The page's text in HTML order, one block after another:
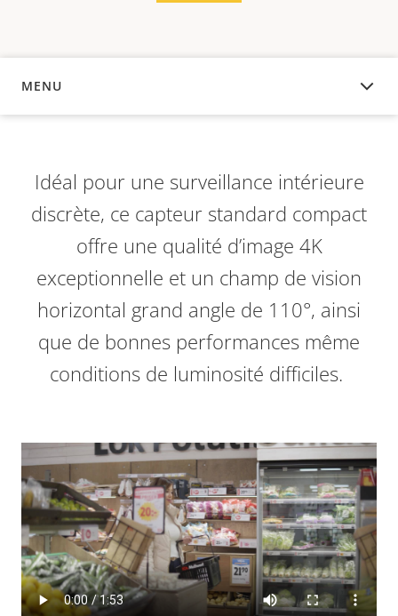
MENU
APERÇU
Idéal pour une surveillance intérieure
discrète, ce capteur standard compact
offre une qualité d’image 4K
exceptionnelle et un champ de vision
horizontal grand angle de 110°, ainsi
que de bonnes performances même
conditions de luminosité difficiles.